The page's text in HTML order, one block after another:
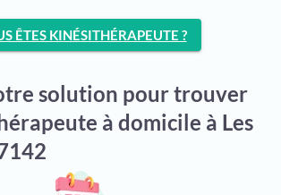
ÊTES KINÉSITHÉRAPEUTE ?
solution pour trouver
à domicile à Les